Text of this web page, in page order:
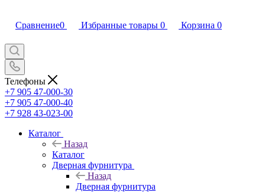
Сравнение0 Избранные товары 0 Корзина 0
Телефоны
+7 905 47-000-30
+7 905 47-000-40
+7 928 43-023-00
Каталог
Назад
Каталог
Дверная фурнитура
Назад
Дверная фурнитура